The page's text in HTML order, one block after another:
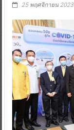
25 พฤศจิกายน 2023